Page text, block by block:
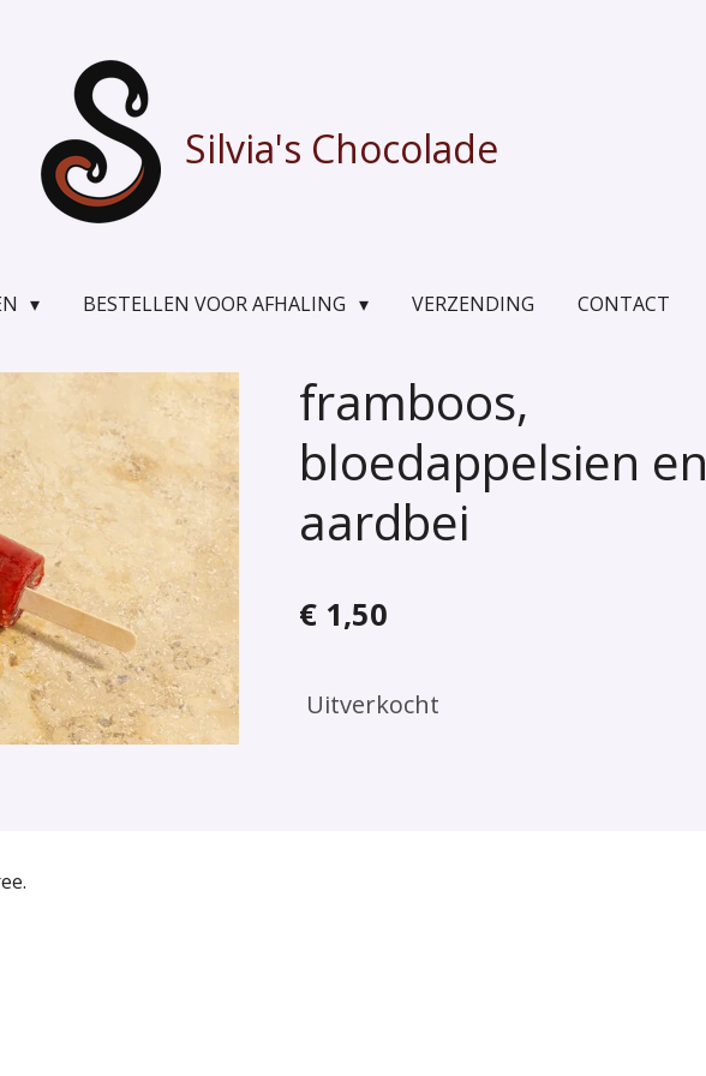
Silvia's Chocolade
BESTELLEN VOOR AFHALING VERZENDING CONTACT
framboos,
bloedappelsien en
aardbei
€ 1,50
Uitverkocht